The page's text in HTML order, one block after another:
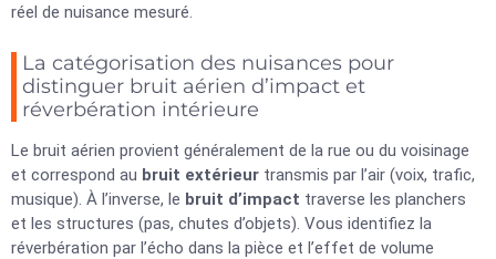
réel de nuisance mesuré.
La catégorisation des nuisances pour
distinguer bruit aérien d’impact et
réverbération intérieure
Le bruit aérien provient généralement de la rue ou du voisinage
et correspond au bruit extérieur transmis par l’air (voix, trafic,
musique). À l’inverse, le bruit d’impact traverse les planchers
et les structures (pas, chutes d’objets). Vous identifiez la
réverbération par l’écho dans la pièce et l’effet de volume